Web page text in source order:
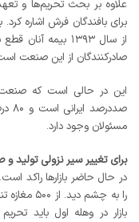
علاوه بر بحث تحریم‌ها و
برای بافندگان فرش اشاره
از سال ۱۳۹۳
صادرکنندگان از این صنعت
این در حالی است که صنعت
مسئولان وجود دارد.
برای تغییر سیر نزولی تولید
در حال حاضر بازارها راکد
بازار در وهله اول باید